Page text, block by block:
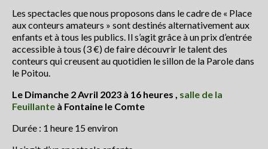
article de presse2018
Contactez le Festival ou son Collectif
Conte en Fête
Les spectacles que nous proposons dans le cadre de « Place
aux conteurs amateurs » sont destinés alternativement aux
enfants et à tous les publics. Il s’agit grâce à un prix d’entrée
accessible à tous (3 €) de faire découvrir le talent des
conteurs qui creusent au quotidien le sillon de la Parole dans
le Poitou.
Le Dimanche 2 Avril 2023 à 16 heures , salle de la
Feuillante à Fontaine le Comte
Durée : 1 heure 15 environ